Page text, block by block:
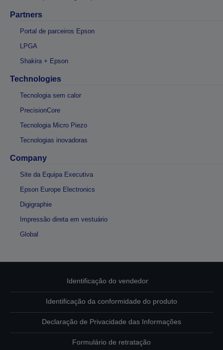
Partners
Portal de parceiros Epson
LPGA
Shakira + Epson
Technologies
Tecnologia sem calor
PrecisionCore
Tecnologia Micro Piezo
Tecnologias inovadoras
Company
Site da Equipa Executiva
Epson Europe Electronics
Digigraphie
Impressão direta em vestuário
Global
Identificação do vendedor
Identificação da conformidade do produto
Declaração de Privacidade das Informações
Formulário de retratação